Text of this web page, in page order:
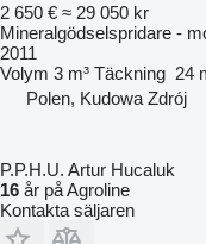
2 650 € ≈ 29 050 kr
Mineralgödselspridare -
2011
Volym 3 m³ Täckning 24
Polen, Kudowa Zdrój
P.P.H.U. Artur Hucaluk
16 år på Agroline
Kontakta säljaren